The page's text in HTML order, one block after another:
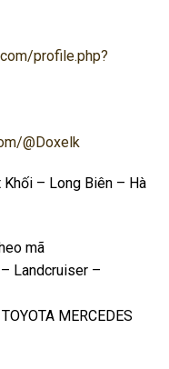
profile.php?
@Doxelk
– Long Biên – Hà
mã
Landcruiser –
MERCEDES